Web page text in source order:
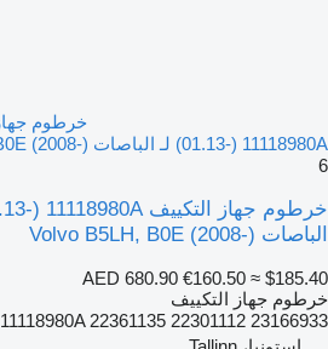
(01.13-) 11118980A لـ الباصات Volvo B5LH, B0E (2008-)
6
الباصات Volvo B5LH, B0E (2008-)
AED 680.90 €160.50 ≈ $185.40
خرطوم جهاز التكييف
11118980A 22361135 22301112 23166933